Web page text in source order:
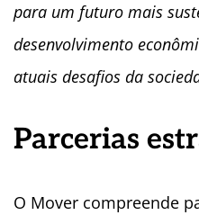
para um futuro mais
desenvolvimento
atuais desafios da
Parcerias
O Mover compreende